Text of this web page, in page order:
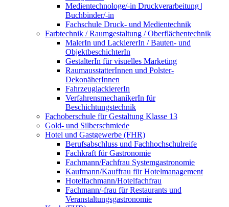
Medientechnologe/-in Druckverarbeitung |
Buchbinder/-in
Fachschule Druck- und Medientechnik
Farbtechnik / Raumgestaltung / Oberflächentechnik
MalerIn und LackiererIn / Bauten- und
ObjektbeschichterIn
GestalterIn für visuelles Marketing
RaumausstatterInnen und Polster-
DekonäherInnen
FahrzeuglackiererIn
VerfahrensmechanikerIn für
Beschichtungstechnik
Fachoberschule für Gestaltung Klasse 13
Gold- und Silberschmiede
Hotel und Gastgewerbe (FHR)
Berufsabschluss und Fachhochschulreife
Fachkraft für Gastronomie
Fachmann/Fachfrau Systemgastronomie
Kaufmann/Kauffrau für Hotelmanagement
Hotelfachmann/Hotelfachfrau
Fachmann/-frau für Restaurants und
Veranstaltungsgastronomie